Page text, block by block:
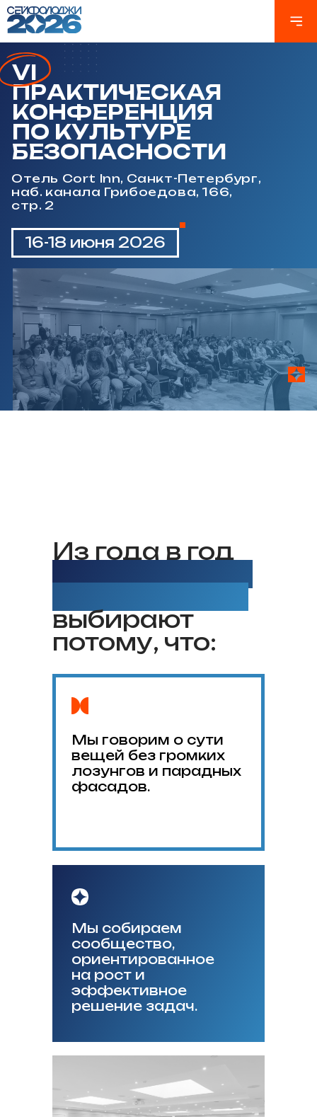
16-18 июня 2026
Отель Cort Inn, Санкт-Петербург,
наб. канала Грибоедова, 166,
стр. 2
Из года в год
выбирают
потому, что:
Мы говорим о сути
вещей без громких
лозунгов и парадных
фасадов.
Мы собираем
сообщество,
ориентированное
на рост и
эффективное
решение задач.